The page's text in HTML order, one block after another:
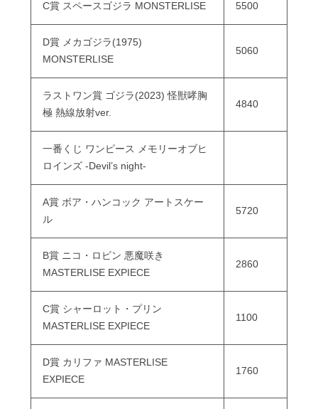
C賞 スペースゴジラ MONSTERLISE 5500
D賞 メカゴジラ(1975)
MONSTERLISE
5060
ラストワン賞 ゴジラ(2023) 怪獣哮胸
極 熱線放射ver.
4840
一番くじ ワンピース メモリーオブヒ
ロインズ -Devil’s night-
A賞 ボア・ハンコック アートスケー
ル
5720
B賞 ニコ・ロビン 悪魔咲き
MASTERLISE EXPIECE
2860
C賞 シャーロット・プリン
MASTERLISE EXPIECE
1100
D賞 カリファ MASTERLISE
EXPIECE
1760